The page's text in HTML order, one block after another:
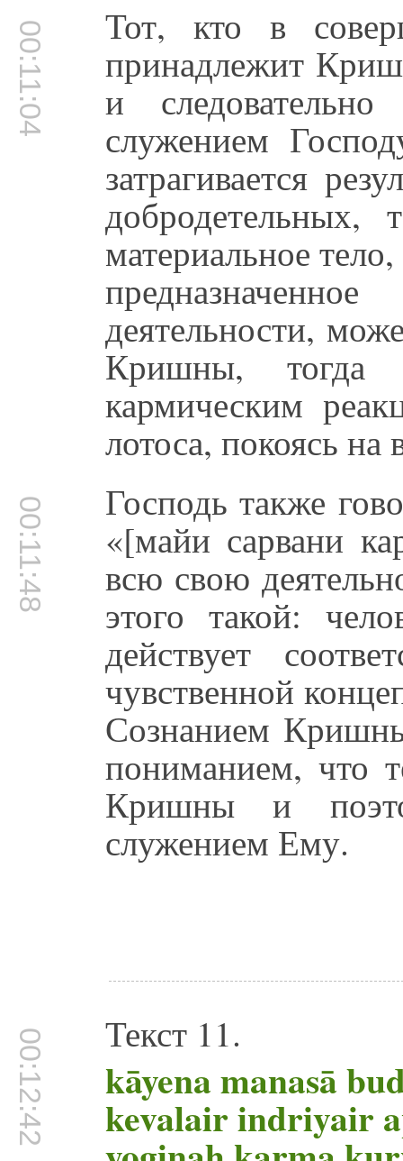
00:11:04 Тот, кто в
принадлежит
и
служением
затрагивается
материальное
деятельности,
Кришны, тогда
кармическим
лотоса, покоясь на
00:11:48 Господь также
«[майи сарвани
всю свою
этого такой:
действует
чувственной
Сознанием
пониманием, что
Кришны и
служением Ему.
00:12:42 Текст 11.
kāyena manasā
kevalair indriyair